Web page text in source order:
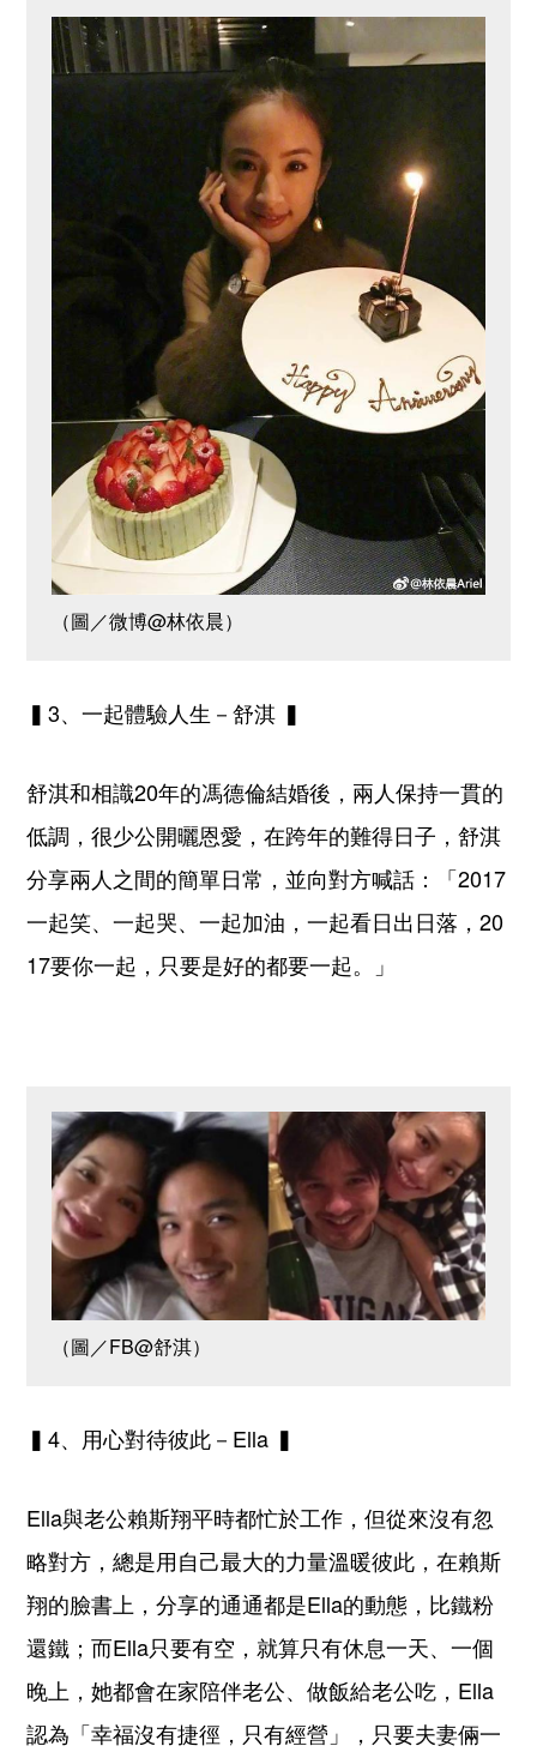
（圖／微博@林依晨）
▍3、一起體驗人生－舒淇 ▍
舒淇和相識20年的馮德倫結婚後，兩人保持一貫的
低調，很少公開曬恩愛，在跨年的難得日子，舒淇
分享兩人之間的簡單日常，並向對方喊話：「2017
一起笑、一起哭、一起加油，一起看日出日落，20
17要你一起，只要是好的都要一起。」
（圖／FB@舒淇）
▍4、用心對待彼此－Ella ▍
Ella與老公賴斯翔平時都忙於工作，但從來沒有忽
略對方，總是用自己最大的力量溫暖彼此，在賴斯
翔的臉書上，分享的通通都是Ella的動態，比鐵粉
還鐵；而Ella只要有空，就算只有休息一天、一個
晚上，她都會在家陪伴老公、做飯給老公吃，Ella
認為「幸福沒有捷徑，只有經營」，只要夫妻倆一